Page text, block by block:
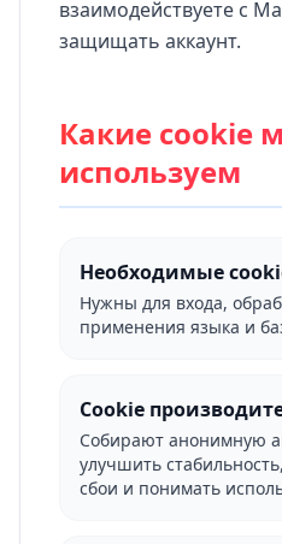
взаимодействуете с
защищать аккаунт.
Какие cookie
используем
Необходимые
Нужны для входа,
применения языка и
Cookie
Собирают анонимную
улучшить
сбои и понимать